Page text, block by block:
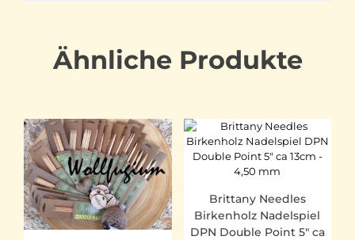
Ähnliche Produkte
Brittany Needles
Birkenholz Nadelspiel
DPN Double Point 5″ ca